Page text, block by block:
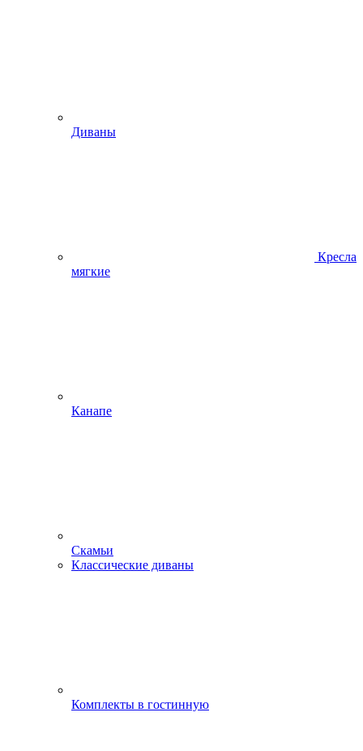
Диваны
Кресла
мягкие
Канапе
Скамьи
Классические диваны
Комплекты в гостинную